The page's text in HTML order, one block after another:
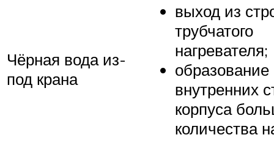
Чёрная вода из-
под крана
выход из
трубчатого
нагревателя;
образование
внутренних
корпуса
количества